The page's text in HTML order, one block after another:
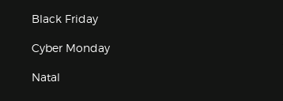
Black Friday
Cyber Monday
Natal